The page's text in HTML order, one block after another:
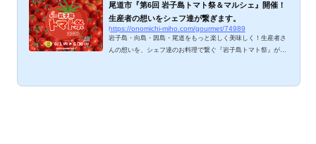
尾道市『第6回 岩子島トマト祭＆マルシェ』開催！
生産者の想いをシェフ達が繋ぎます。
https://onomichi-miho.com/gourmet/74989
岩子島・向島・因島・尾道をもっと楽しく美味しく！生産者さ
んの想いを、シェフ達のお料理で繋ぐ『岩子島トマト祭』が20
ベント。お蔭様でトマト祭＆マルシェはコロナ後も継続でき、